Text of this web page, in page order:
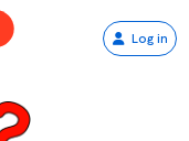
Log in